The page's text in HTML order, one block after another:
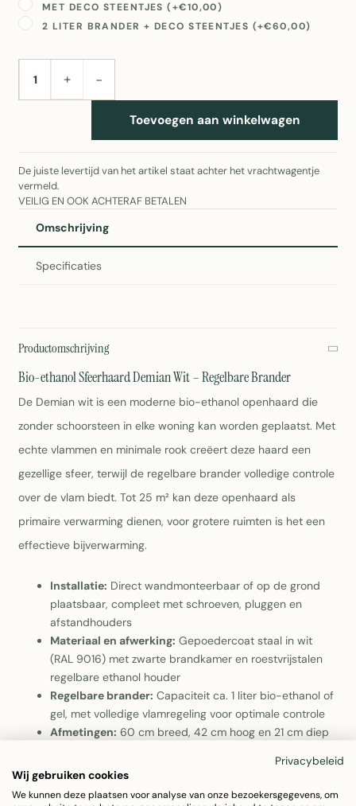
MET DECO STEENTJES (+€10,00)
2 LITER BRANDER + DECO STEENTJES (+€60,00)
AANTAL+ −
Toevoegen aan winkelwagen
De juiste levertijd van het artikel staat achter het vrachtwagentje
vermeld.
VEILIG EN OOK ACHTERAF BETALEN
Omschrijving
Specificaties
Productomschrijving
Bio-ethanol Sfeerhaard Demian Wit – Regelbare Brander
De Demian wit is een moderne bio-ethanol openhaard die
zonder schoorsteen in elke woning kan worden geplaatst. Met
echte vlammen en minimale rook creëert deze haard een
gezellige sfeer, terwijl de regelbare brander volledige controle
over de vlam biedt. Tot 25 m² kan deze openhaard als
primaire verwarming dienen, voor grotere ruimten is het een
effectieve bijverwarming.
Installatie: Direct wandmonteerbaar of op de grond
plaatsbaar, compleet met schroeven, pluggen en
afstandhouders
Materiaal en afwerking: Gepoedercoat staal in wit
(RAL 9016) met zwarte brandkamer en roestvrijstalen
regelbare ethanol houder
Regelbare brander: Capaciteit ca. 1 liter bio-ethanol of
gel, met volledige vlamregeling voor optimale controle
Afmetingen: 60 cm breed, 42 cm hoog en 21 cm diep
interieurs past
Openhaard model "Demian wit" is geschikt voor bio ethanol.
Privacybeleid
Wij gebruiken cookies
We kunnen deze plaatsen voor analyse van onze bezoekersgegevens, om